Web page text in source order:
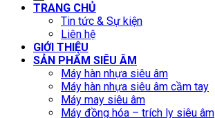
TRANG CHỦ
Tin tức & Sự kiện
Liên hệ
GIỚI THIỆU
SẢN PHẨM SIÊU ÂM
Máy hàn nhựa siêu âm
Máy hàn nhựa siêu âm cầm tay
Máy may siêu âm
Máy đồng hóa – trích ly siêu âm